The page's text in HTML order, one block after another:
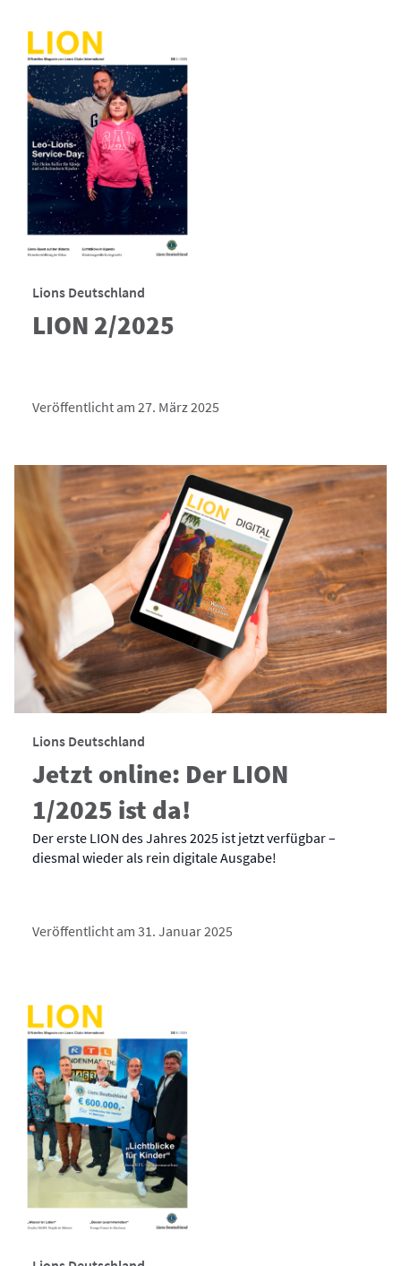
Lions Deutschland
LION 2/2025
Veröffentlicht am 27. März 2025
Lions Deutschland
Jetzt online: Der LION
1/2025 ist da!
Der erste LION des Jahres 2025 ist jetzt verfügbar –
diesmal wieder als rein digitale Ausgabe!
Veröffentlicht am 31. Januar 2025